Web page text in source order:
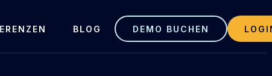
BLOG DEMO BUCHEN